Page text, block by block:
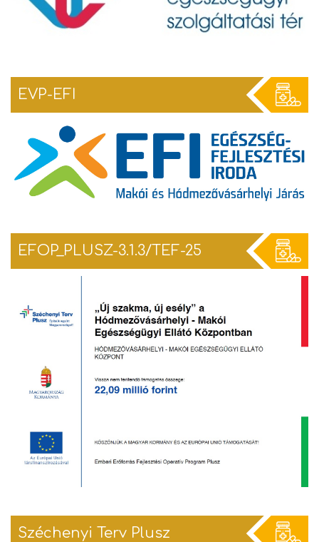
EVP-EFI
EFOP_PLUSZ-3.1.3/TEF-25
Széchenyi Terv Plusz